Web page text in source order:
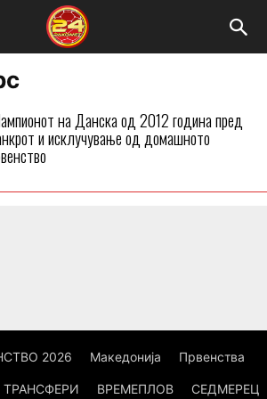
на Данска од 2012 година пред
и исклучување од домашното
2026 Македонија Првенства
ТРАНСФЕРИ ВРЕМЕПЛОВ СЕДМЕРЕЦ